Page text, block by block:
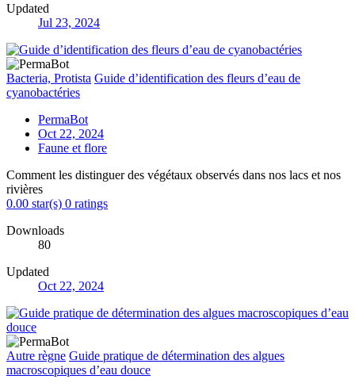
Updated
Jul 23, 2024
Bacteria, Protista Guide d’identification des fleurs d’eau de
cyanobactéries
PermaBot
Oct 22, 2024
Faune et flore
Comment les distinguer des végétaux observés dans nos lacs et nos
rivières
0.00 star(s) 0 ratings
Downloads
80
Updated
Oct 22, 2024
Autre règne Guide pratique de détermination des algues
macroscopiques d’eau douce